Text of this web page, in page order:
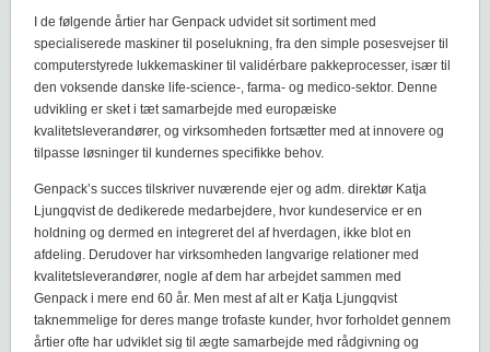
I de følgende årtier har Genpack udvidet sit sortiment med
specialiserede maskiner til poselukning, fra den simple posesvejser til
computerstyrede lukkemaskiner til validérbare pakkeprocesser, især til
den voksende danske life-science-, farma- og medico-sektor. Denne
udvikling er sket i tæt samarbejde med europæiske
kvalitetsleverandører, og virksomheden fortsætter med at innovere og
tilpasse løsninger til kundernes specifikke behov.
Genpack’s succes tilskriver nuværende ejer og adm. direktør Katja
Ljungqvist de dedikerede medarbejdere, hvor kundeservice er en
holdning og dermed en integreret del af hverdagen, ikke blot en
afdeling. Derudover har virksomheden langvarige relationer med
kvalitetsleverandører, nogle af dem har arbejdet sammen med
Genpack i mere end 60 år. Men mest af alt er Katja Ljungqvist
taknemmelige for deres mange trofaste kunder, hvor forholdet gennem
årtier ofte har udviklet sig til ægte samarbejde med rådgivning og